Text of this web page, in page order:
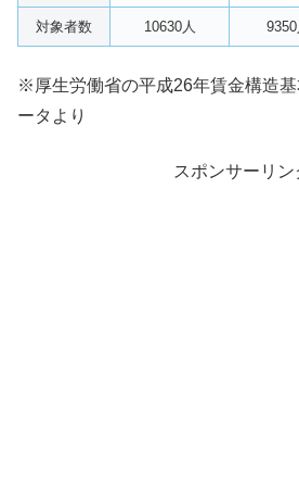
対象者数 10630人 9350
※厚生労働省の平成26年賃金構造
ータより
スポンサーリン